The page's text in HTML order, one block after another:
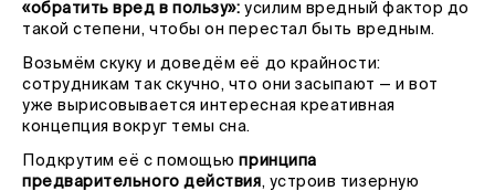
«обратить вред в пользу»: усилим вредный фактор до
такой степени, чтобы он перестал быть вредным.
Возьмём скуку и доведём её до крайности:
сотрудникам так скучно, что они засыпают — и вот
уже вырисовывается интересная креативная
концепция вокруг темы сна.
Подкрутим её с помощьюпринципа
предварительного действия, устроив тизерную